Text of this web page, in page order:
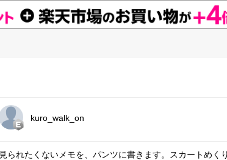
kuro_walk_on
見られたくないメモを、パンツに書きます。スカートめく